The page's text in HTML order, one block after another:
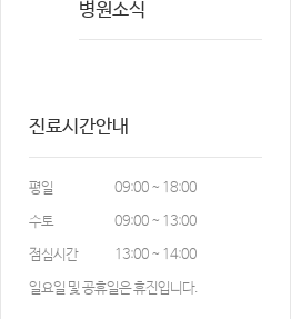
병원소식
진료시간안내
평일
09:00 ~ 18:00
수토
09:00 ~ 13:00
점심시간
13:00 ~ 14:00
일요일 및 공휴일은 휴진입니다.